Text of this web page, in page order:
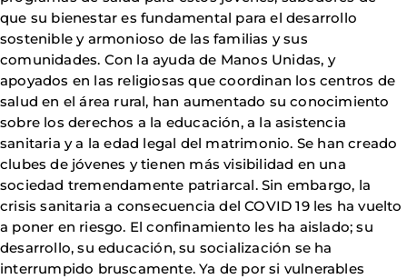
que su bienestar es fundamental para el desarrollo
sostenible y armonioso de las familias y sus
comunidades. Con la ayuda de Manos Unidas, y
apoyados en las religiosas que coordinan los centros de
salud en el área rural, han aumentado su conocimiento
sobre los derechos a la educación, a la asistencia
sanitaria y a la edad legal del matrimonio. Se han creado
clubes de jóvenes y tienen más visibilidad en una
sociedad tremendamente patriarcal. Sin embargo, la
crisis sanitaria a consecuencia del COVID 19 les ha vuelto
a poner en riesgo. El confinamiento les ha aislado; su
desarrollo, su educación, su socialización se ha
interrumpido bruscamente. Ya de por si vulnerables